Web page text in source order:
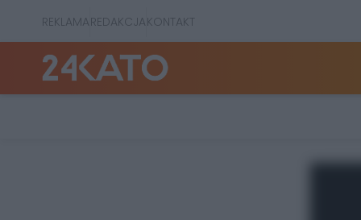
REKLAMAREDAKCJAKONTAKT